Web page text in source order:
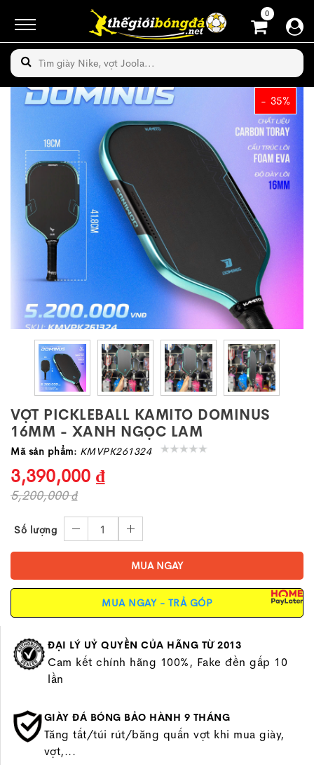
0
- 35%
VỢT PICKLEBALL KAMITO DOMINUS
16MM - XANH NGỌC LAM
Mã sản phẩm: KMVPK261324
3,390,000 ₫
5,200,000 ₫
Số lượng 1
MUA NGAY
MUA NGAY - TRẢ GÓP
ĐẠI LÝ UỶ QUYỀN CỦA HÃNG TỪ 2013
Cam kết chính hãng 100%, Fake đền gấp 10
lần
GIÀY ĐÁ BÓNG BẢO HÀNH 9 THÁNG
Tăng tất/túi rút/băng quấn vợt khi mua giày,
vợt,...